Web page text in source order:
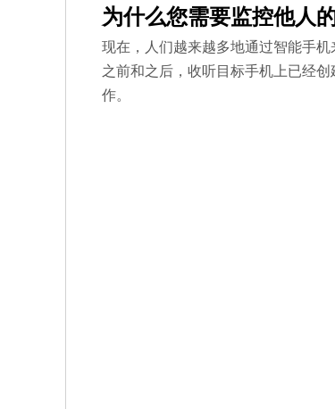
为什么您需要监控他人
现在，人们越来越多地通过智能手
之前和之后，收听目标手机上已经
作。